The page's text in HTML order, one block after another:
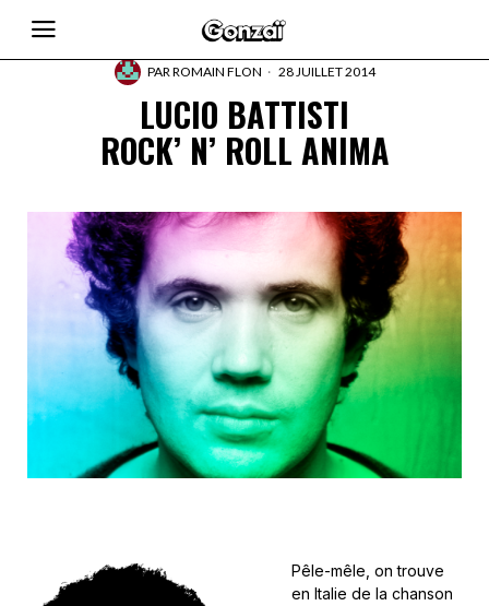
PARROMAIN FLON 28 JUILLET 2014
LUCIO BATTISTI
ROCK’ N’ ROLL ANIMA
Pêle-mêle, on trouve
en Italie de la chanson